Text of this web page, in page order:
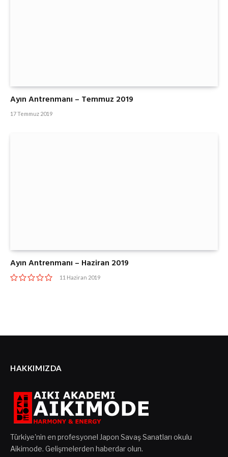
Ayın Antrenmanı – Temmuz 2019
17 Temmuz 2019
Ayın Antrenmanı – Haziran 2019
11 Haziran 2019
HAKKIMIZDA
Türkiye'nin en profesyonel Japon Savaş Sanatları okulu
Aikimode. Gelişmelerden haberdar olun.